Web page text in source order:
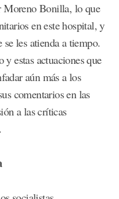
Moreno Bonilla, lo que
en este hospital, y
les atienda a tiempo.
y estas actuaciones que
aún más a los
comentarios en las
a las críticas